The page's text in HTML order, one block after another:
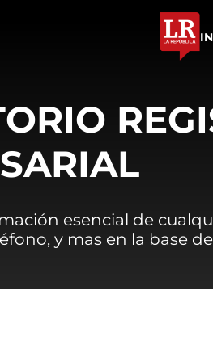
esencial de
y mas en la base